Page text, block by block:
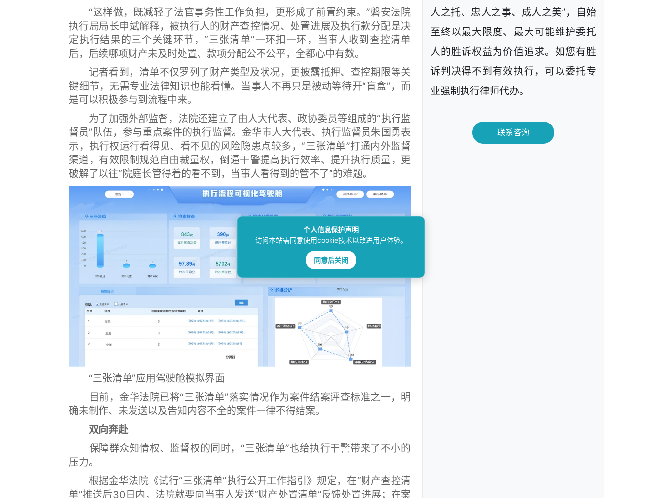
“这样做，既减轻了法官事务性工作负担，更形成了前置约束。”磐安法院
执行局局长申斌解释，被执行人的财产查控情况、处置进展及执行款分配是决
定执行结果的三个关键环节，“三张清单”一环扣一环，当事人收到查控清单
后，后续哪项财产未及时处置、款项分配公不公平，全都心中有数。
记者看到，清单不仅罗列了财产类型及状况，更披露抵押、查控期限等关
键细节，无需专业法律知识也能看懂。当事人不再只是被动等待开“盲盒”，而
是可以积极参与到流程中来。
为了加强外部监督，法院还建立了由人大代表、政协委员等组成的“执行监
督员”队伍，参与重点案件的执行监督。金华市人大代表、执行监督员朱国勇表
示，执行权运行看得见、看不见的风险隐患点较多，“三张清单”打通内外监督
渠道，有效限制规范自由裁量权，倒逼干警提高执行效率、提升执行质量，更
破解了以往“院庭长管得着的看不到，当事人看得到的管不了”的难题。
“三张清单”应用驾驶舱模拟界面
目前，金华法院已将“三张清单”落实情况作为案件结案评查标准之一，明
确未制作、未发送以及告知内容不全的案件一律不得结案。
双向奔赴
保障群众知情权、监督权的同时，“三张清单”也给执行干警带来了不小的
压力。
根据金华法院《试行“三张清单”执行公开工作指引》规定，在“财产查控清
单”推送后30日内，法院就要向当事人发送“财产处置清单”反馈处置进展；在案
人之托、忠人之事、成人之美”，自始
至终以最大限度、最大可能维护委托
人的胜诉权益为价值追求。如您有胜
诉判决得不到有效执行，可以委托专
业强制执行律师代办。
联系咨询
个人信息保护声明
访问本站需同意使用cookie技术以改进用户体验。
同意后关闭